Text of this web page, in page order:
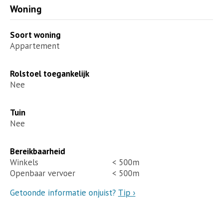
Woning
Soort woning
Appartement
Rolstoel toegankelijk
Nee
Tuin
Nee
Bereikbaarheid
Winkels
< 500m
Openbaar vervoer
< 500m
Getoonde informatie onjuist? Tip ›